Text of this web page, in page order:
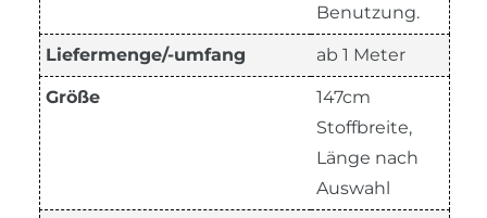
Benutzung.
Liefermenge/-umfang ab 1 Meter
Größe
147cm
Stoffbreite,
Länge nach
Auswahl